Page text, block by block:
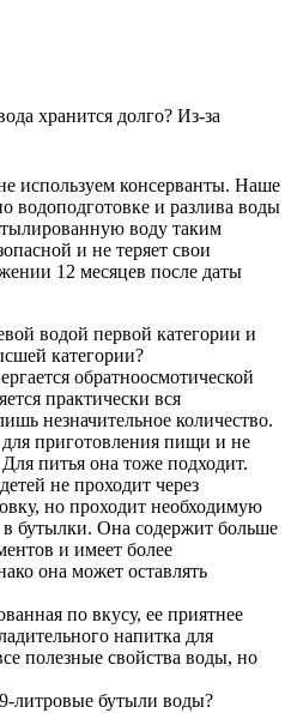
хранится долго? Из-за
используем консерванты. Наше
водоподготовке и разлива воды
воду таким
и не теряет свои
12 месяцев после даты
водой первой категории и
категории?
обратноосмотической
практически вся
незначительное количество.
приготовления пищи и не
питья она тоже подходит.
не проходит через
но проходит необходимую
бутылки. Она содержит больше
и имеет более
она может оставлять
по вкусу, ее приятнее
напитка для
полезные свойства воды, но
литровые бутыли воды?